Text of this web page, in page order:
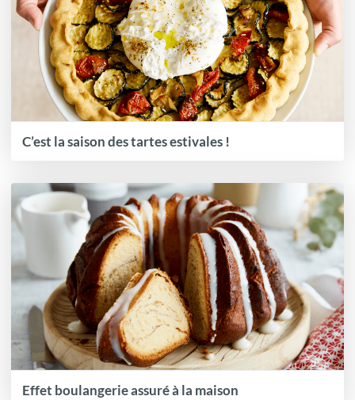
C’est la saison des tartes estivales !
Effet boulangerie assuré à la maison